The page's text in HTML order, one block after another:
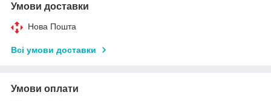
Умови доставки
Нова Пошта
Всі умови доставки
Умови оплати